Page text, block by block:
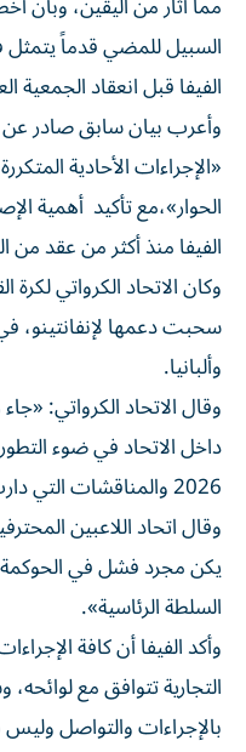
السبيل للمضي قدماً
الفيفا قبل انعقاد الجمعية
وأعرب بيان سابق صادر عن
«الإجراءات الأحادية
الحوار»،مع تأكيد أهمية
الفيفا منذ أكثر من عقد من
وكان الاتحاد الكرواتي لكرة
سحبت دعمها لإنفانتينو،
وألبانيا.
وقال الاتحاد الكرواتي:
داخل الاتحاد في ضوء
2026 والمناقشات التي ​دارت لجان الاتحاد».
وقال اتحاد اللاعبين
يكن مجرد فشل في
السلطة الرئاسية».
وأكد الفيفا أن كافة
التجارية تتوافق مع
بالإجراءات والتواصل